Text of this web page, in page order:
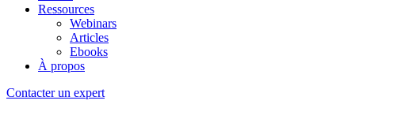
Ressources
Webinars
Articles
Ebooks
À propos
Contacter un expert